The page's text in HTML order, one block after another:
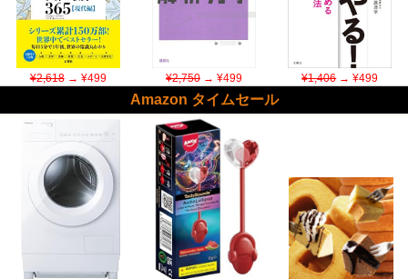
¥2,618→ ¥499 ¥2,750→ ¥499 ¥1,406→ ¥499
Amazon タイムセール